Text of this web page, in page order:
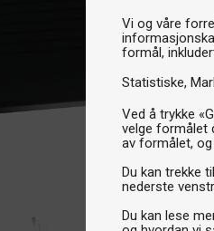
Vi og våre
formål,
Statistiske
Ved å trykke
velge formålet
av formålet, og
Du kan trekke
nederste
Du kan lese